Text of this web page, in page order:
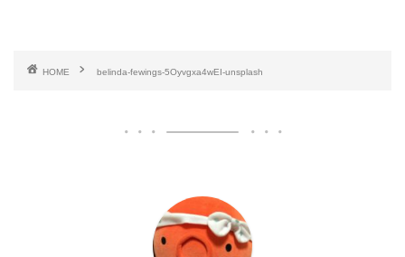
HOME belinda-fewings-5Oyvgxa4wEI-unsplash